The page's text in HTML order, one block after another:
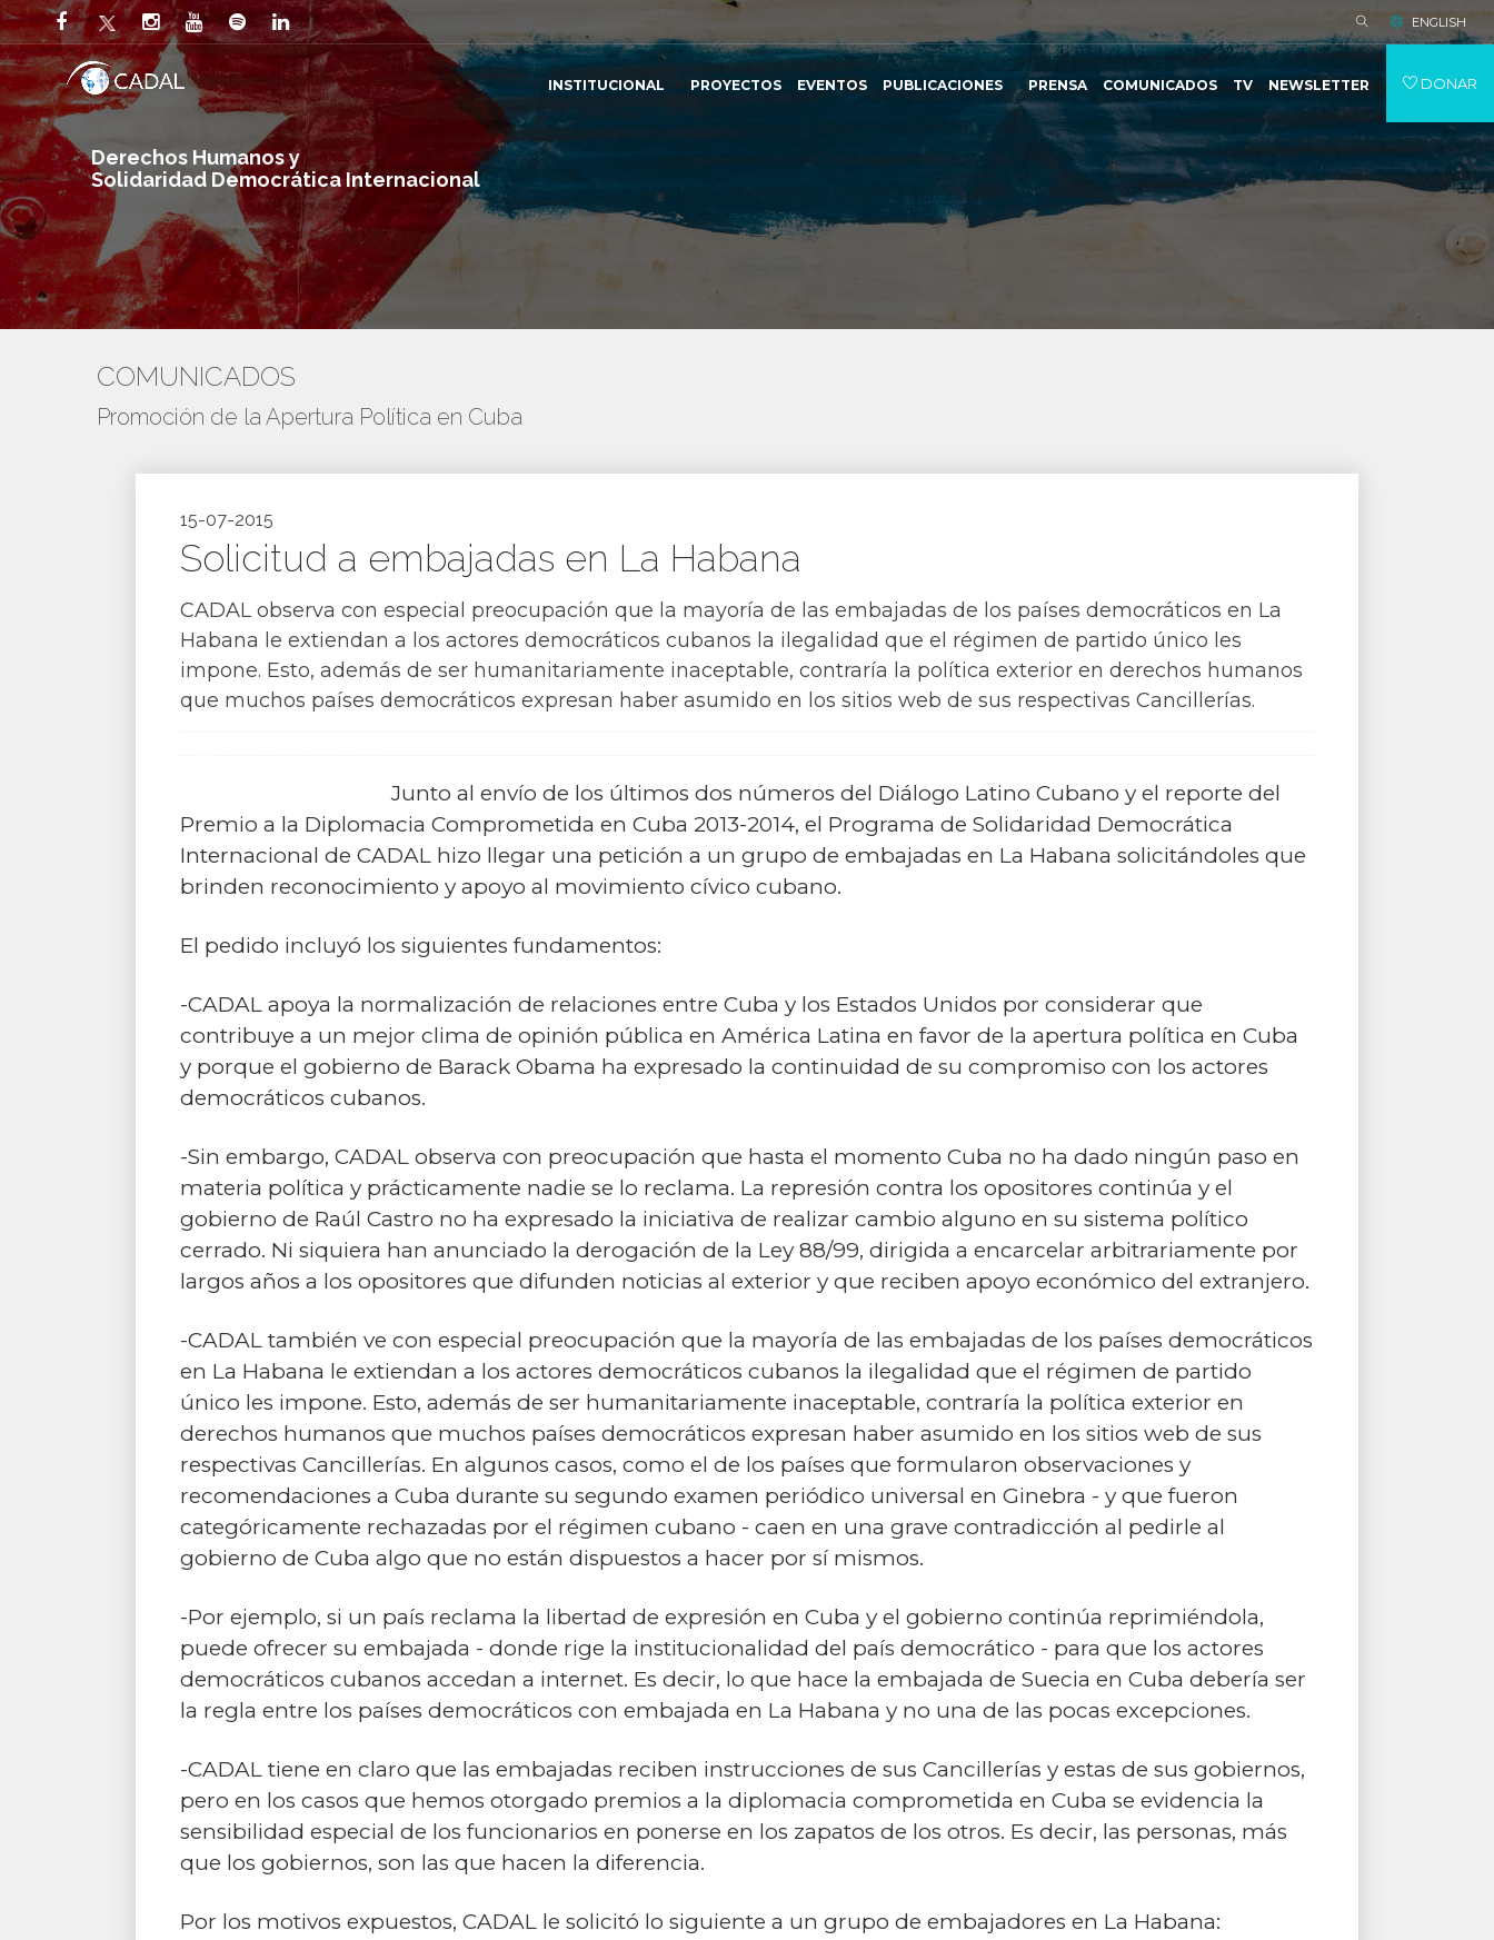
Derechos Humanos y
Solidaridad Democrática Internacional
ENGLISH
INSTITUCIONAL PROYECTOS EVENTOS PUBLICACIONES PRENSA COMUNICADOS TV NEWSLETTER DONAR
COMUNICADOS
Promoción de la Apertura Política en Cuba
15-07-2015
Solicitud a embajadas en La Habana
CADAL observa con especial preocupación que la mayoría de las embajadas de los países democráticos en La
Habana le extiendan a los actores democráticos cubanos la ilegalidad que el régimen de partido único les
impone. Esto, además de ser humanitariamente inaceptable, contraría la política exterior en derechos humanos
que muchos países democráticos expresan haber asumido en los sitios web de sus respectivas Cancillerías.
Junto al envío de los últimos dos números del Diálogo Latino Cubano y el reporte del
Premio a la Diplomacia Comprometida en Cuba 2013-2014, el Programa de Solidaridad Democrática
Internacional de CADAL hizo llegar una petición a un grupo de embajadas en La Habana solicitándoles que
brinden reconocimiento y apoyo al movimiento cívico cubano.
El pedido incluyó los siguientes fundamentos:
-CADAL apoya la normalización de relaciones entre Cuba y los Estados Unidos por considerar que
contribuye a un mejor clima de opinión pública en América Latina en favor de la apertura política en Cuba
y porque el gobierno de Barack Obama ha expresado la continuidad de su compromiso con los actores
democráticos cubanos.
-Sin embargo, CADAL observa con preocupación que hasta el momento Cuba no ha dado ningún paso en
materia política y prácticamente nadie se lo reclama. La represión contra los opositores continúa y el
gobierno de Raúl Castro no ha expresado la iniciativa de realizar cambio alguno en su sistema político
cerrado. Ni siquiera han anunciado la derogación de la Ley 88/99, dirigida a encarcelar arbitrariamente por
largos años a los opositores que difunden noticias al exterior y que reciben apoyo económico del extranjero.
-CADAL también ve con especial preocupación que la mayoría de las embajadas de los países democráticos
en La Habana le extiendan a los actores democráticos cubanos la ilegalidad que el régimen de partido
único les impone. Esto, además de ser humanitariamente inaceptable, contraría la política exterior en
derechos humanos que muchos países democráticos expresan haber asumido en los sitios web de sus
respectivas Cancillerías. En algunos casos, como el de los países que formularon observaciones y
recomendaciones a Cuba durante su segundo examen periódico universal en Ginebra - y que fueron
categóricamente rechazadas por el régimen cubano - caen en una grave contradicción al pedirle al
gobierno de Cuba algo que no están dispuestos a hacer por sí mismos.
-Por ejemplo, si un país reclama la libertad de expresión en Cuba y el gobierno continúa reprimiéndola,
puede ofrecer su embajada - donde rige la institucionalidad del país democrático - para que los actores
democráticos cubanos accedan a internet. Es decir, lo que hace la embajada de Suecia en Cuba debería ser
la regla entre los países democráticos con embajada en La Habana y no una de las pocas excepciones.
-CADAL tiene en claro que las embajadas reciben instrucciones de sus Cancillerías y estas de sus gobiernos,
pero en los casos que hemos otorgado premios a la diplomacia comprometida en Cuba se evidencia la
sensibilidad especial de los funcionarios en ponerse en los zapatos de los otros. Es decir, las personas, más
que los gobiernos, son las que hacen la diferencia.
Por los motivos expuestos, CADAL le solicitó lo siguiente a un grupo de embajadores en La Habana: